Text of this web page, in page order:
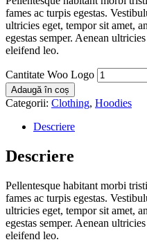
fames ac turpis egestas.
ultricies eget, tempor sit amet,
egestas semper. Aenean
eleifend leo.
Cantitate Woo Logo
Adaugă în coș
Categorii: Clothing, Hoodies
Descriere
Descriere
Pellentesque habitant morbi
fames ac turpis egestas.
ultricies eget, tempor sit amet,
egestas semper. Aenean
eleifend leo.